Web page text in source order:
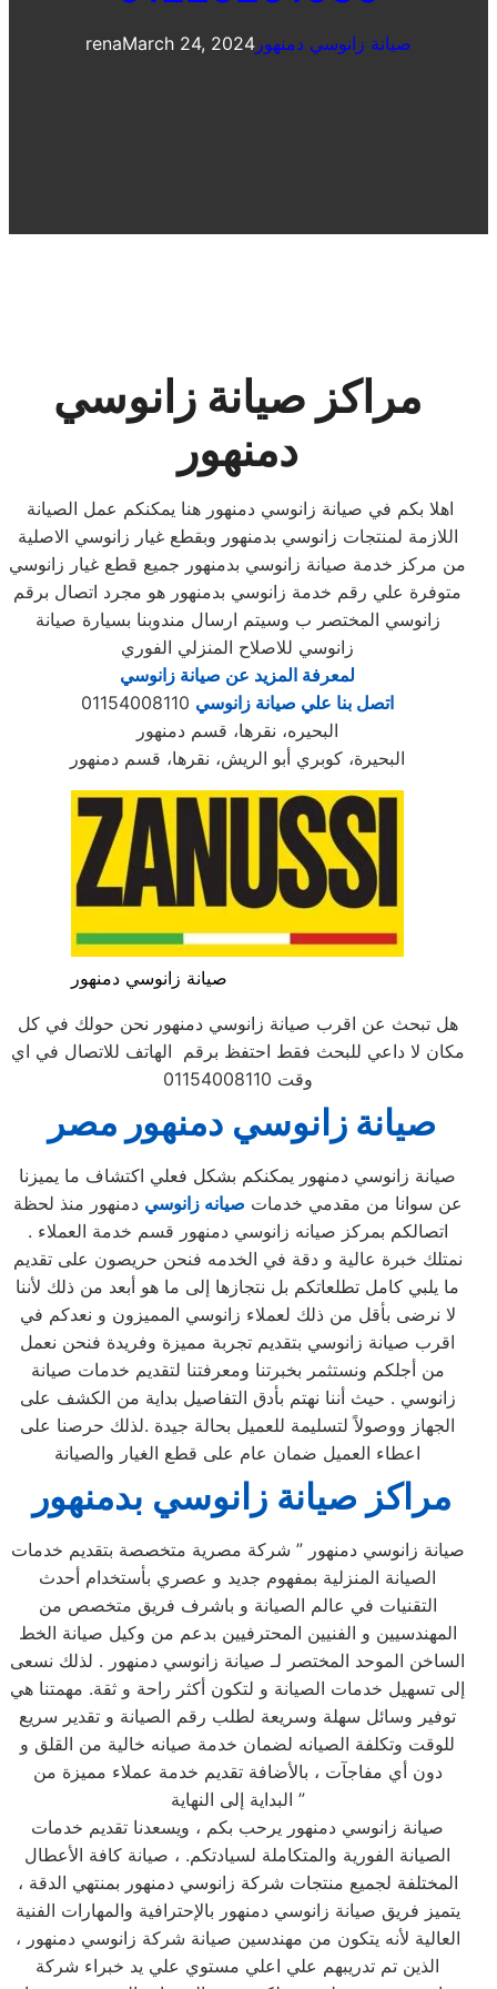
renaMarch 24, 2024 صيانة زانوسي دمنهور
مراكز صيانة زانوسي
دمنهور
اللازمة لمنتجات زانوسي بدمنهور وبقطع غيار زانوسي الاصلية
من مركز خدمة صيانة زانوسي بدمنهور جميع قطع غيار زانوسي
متوفرة علي رقم خدمة زانوسي بدمنهور هو مجرد اتصال برقم
زانوسي المختصر ب وسيتم ارسال مندوبنا بسيارة صيانة
زانوسي للاصلاح المنزلي الفوري
لمعرفة المزيد عن صيانة زانوسي
اتصل بنا علي صيانة زانوسي
البحيره، نقرها، قسم دمنهور
البحيرة، كوبري أبو الريش، نقرها، قسم دمنهور
صيانة زانوسي دمنهور
هل تبحث عن اقرب صيانة زانوسي دمنهور نحن حولك في كل
مكان لا داعي للبحث فقط احتفظ برقم الهاتف للاتصال في اي
وقت 01154008110
صيانةزانوسي دمنهور مصر
صيانة زانوسي دمنهور يمكنكم بشكل فعلي اكتشاف ما يميزنا
عن سوانا من مقدمي خدمات صيانه زانوسي دمنهور منذ لحظة
اتصالكم بمركز صيانه زانوسي دمنهور قسم خدمة العملاء .
نمتلك خبرة عالية و دقة في الخدمه فنحن حريصون على تقديم
ما يلبي كامل تطلعاتكم بل نتجازها إلى ما هو أبعد من ذلك لأننا
لا نرضى بأقل من ذلك لعملاء زانوسي المميزون و نعدكم في
اقرب صيانة زانوسي بتقديم تجربة مميزة وفريدة فنحن نعمل
من أجلكم ونستثمر بخبرتنا ومعرفتنا لتقديم خدمات صيانة
زانوسي . حيث أننا نهتم بأدق التفاصيل بداية من الكشف على
الجهاز ووصولاً لتسليمة للعميل بحالة جيدة .لذلك حرصنا على
اعطاء العميل ضمان عام على قطع الغيار والصيانة
مراكز صيانة زانوسي بدمنهور
صيانة زانوسي دمنهور ” شركة مصرية متخصصة بتقديم خدمات
الصيانة المنزلية بمفهوم جديد و عصري بأستخدام أحدث
التقنيات في عالم الصيانة و باشرف فريق متخصص من
المهندسيين و الفنيين المحترفيين بدعم من وكيل صيانة الخط
الساخن الموحد المختصر لـ صيانة زانوسي دمنهور . لذلك نسعى
إلى تسهيل خدمات الصيانة و لتكون أكثر راحة و ثقة. مهمتنا هي
توفير وسائل سهلة وسريعة لطلب رقم الصيانة و تقدير سريع
للوقت وتكلفة الصيانه لضمان خدمة صيانه خالية من القلق و
دون أي مفاجآت ، بالأضافة تقديم خدمة عملاء مميزة من
البداية إلى النهاية ”
صيانة زانوسي دمنهور يرحب بكم ، ويسعدنا تقديم خدمات
الصيانة الفورية والمتكاملة لسيادتكم. ، صيانة كافة الأعطال
المختلفة لجميع منتجات شركة زانوسي دمنهور بمنتهي الدقة ،
يتميز فريق صيانة زانوسي دمنهور بالإحترافية والمهارات الفنية
العالية لأنه يتكون من مهندسين صيانة شركة زانوسي دمنهور ،
الذين تم تدريبهم علي اعلي مستوي علي يد خبراء شركة